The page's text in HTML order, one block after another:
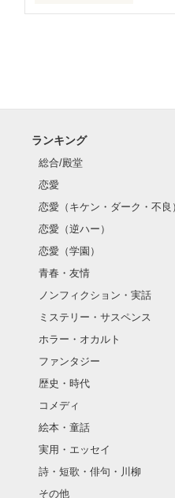
失わなければ
なかったのか？
こうなる
ランキング
総合/殿堂
恋愛
恋愛（キケン・ダーク・不良
恋愛（逆ハー）
恋愛（学園）
青春・友情
ノンフィクション・実話
ミステリー・サスペンス
ホラー・オカルト
ファンタジー
歴史・時代
コメディ
絵本・童話
実用・エッセイ
詩・短歌・俳句・川柳
その他